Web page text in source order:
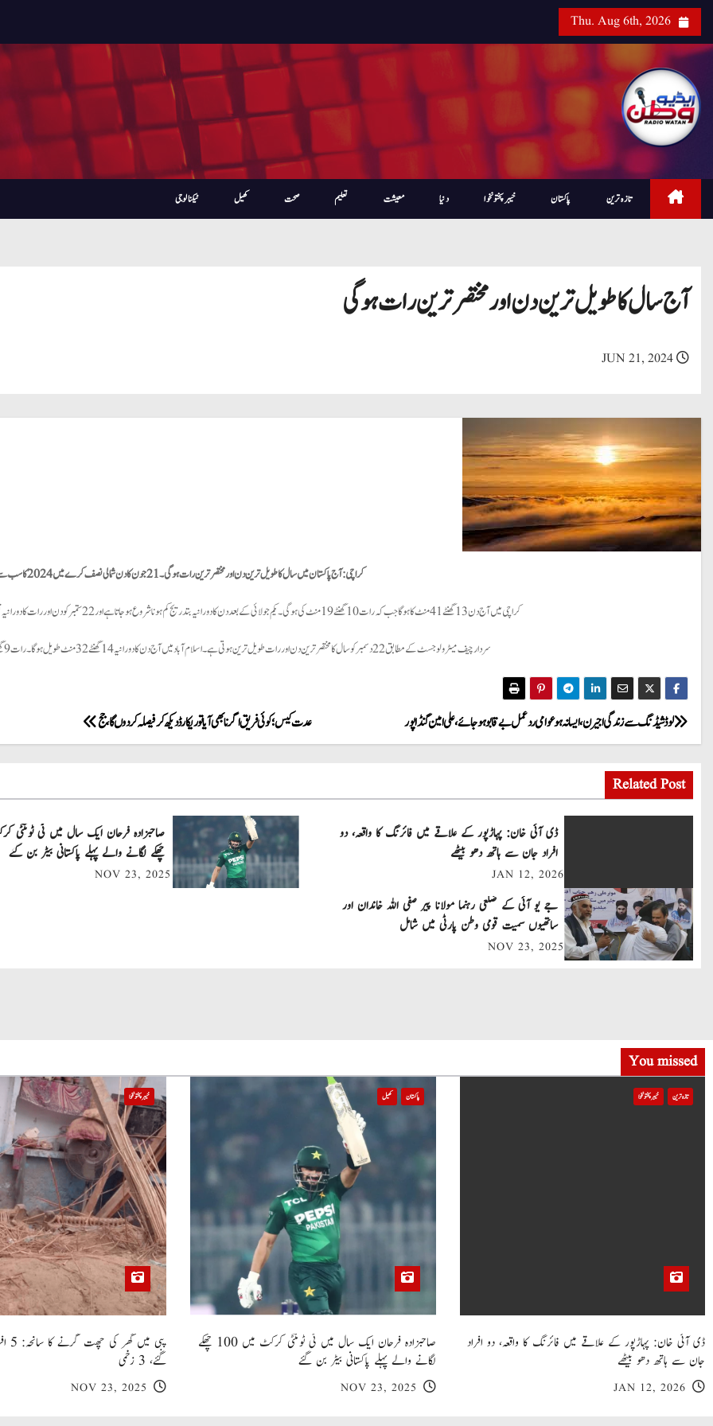
i
Thu. Aug 6th, 2026
تازہ ترین پاکستان خیبرپختونخوا دنیا معیشت تعلیم صحت کھیل ٹیکنالوجی
آج سال کا طویل ترین دن اور مختصر ترین رات ہوگی
کراچی:آج پاکستان میں سال کا طویل ترین دن اور مختصر ترین رات ہوگی۔ 21 جون کا دن شمالی نصف کرے میں 2024 کا سب سے طویل ترین دن ہے۔
کراچی میں آج دن 13 گھنٹے 41 منٹ کا ہوگا جب کہ رات 10 گھنٹے 19 منٹ کی ہوگی ۔ یکم جولائی کے بعد دن کا دورانیہ بتدریج کم ہونا شروع ہو جاتاہے اور 22 ستمبر کو دن اور رات کا دورانیہ تقریباً برابر ہوجاتا ہے۔
سردار چیف میٹرولوجسٹ کے مطابق 22 دسمبر کو سال کا مختصر ترین دن اور رات طویل ترین ہوتی ہے۔ اسلام آباد میں آج دن کا دورانیہ 14 گھنٹے 32 منٹ طویل ہوگا۔ رات 9 گھنٹے 28 منٹ کی ہوگی۔
P
o
s
a
v
i
t
i
عدت کیس؛ کوئی فریق اگر نا بھی آیا تو ریکارڈ دیکھ کر فیصلہ کر دوں گا، جج لوڈشیڈنگ سے زندگی اجیرن، ایسا نہ ہو عوامی ردعمل بے قابو ہو جائے، علی امین گنڈاپور
Related Post
ڈی آئی خان: پہاڑپور کے علاقے میں فائرنگ کا واقعہ، دو
افراد جان سے ہاتھ دھو بیٹھے
JAN 12, 2026
چھکے لگانے والے پہلے پاکستانی بیٹر بن گئے
NOV 23, 2025
جے یو آئی کے ضلعی رہنما مولانا پیر صفی اللہ خاندان اور
ساتھیوں سمیت قومی وطن پارٹی میں شامل
NOV 23, 2025
You missed
تازہ ترین خیبر پختونخوا
ڈی آئی خان: پہاڑپور کے علاقے میں فائرنگ کا واقعہ، دو افراد
جان سے ہاتھ دھو بیٹھے
JAN 12, 2026
پاکستان کھیل
صاحبزادہ فرحان ایک سال میں ٹی ٹوئنٹی کرکٹ میں 100 چھکے
لگانے والے پہلے پاکستانی بیٹر بن گئے
NOV 23, 2025
خیبر پختونخوا
گئے، 3 زخمی
NOV 23, 2025